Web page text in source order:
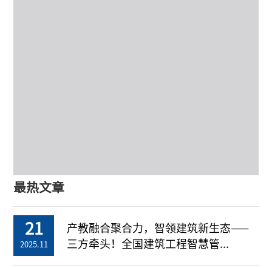
最热文章
21
2025.11
产教融合聚合力，智领建筑新生态——
三方牵头！全国建筑工程智慧管...